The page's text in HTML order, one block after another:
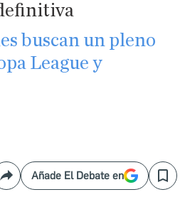
buscan un pleno
League y
CompartirAñade El Debate en Save